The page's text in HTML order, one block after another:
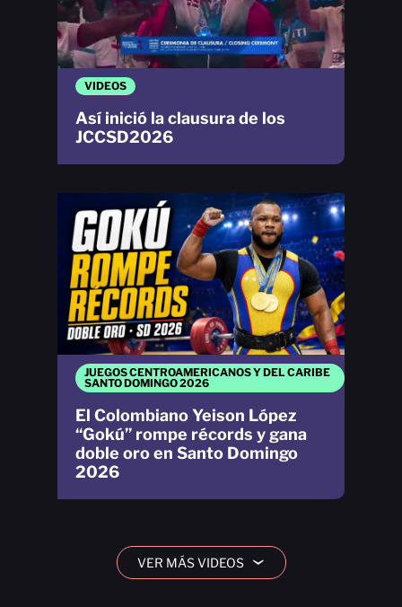
JUEGOS CENTROAMERICANOS Y DEL CARIBE
SANTO DOMINGO 2026
El Colombiano Yeison López
“Gokú” rompe récords y gana
doble oro en Santo Domingo
2026
VIDEOS
Así inició la clausura de los
JCCSD2026
VER MÁS VIDEOS ›